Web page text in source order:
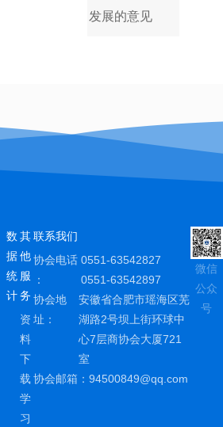
发展的意见
数
据
统
计
其
他
服
务
资
料
下
载
学
习
联系我们
协会电话
：
0551-63542827
0551-63542897
协会地
址：
安徽省合肥市瑶海区芜
湖路2号坝上街环球中
心7层商协会大厦721
室
协会邮箱： 94500849@qq.com
微信
公众
号